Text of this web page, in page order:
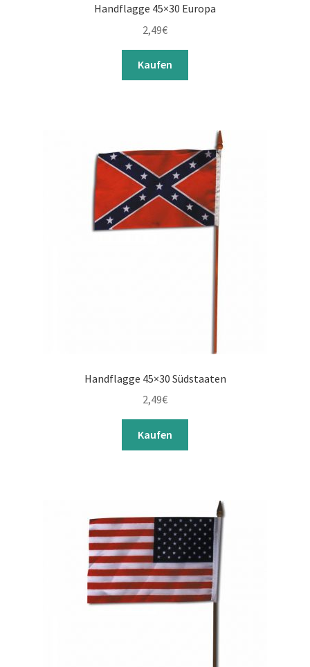
Handflagge 45×30 Europa
2,49€
Kaufen
Handflagge 45×30 Südstaaten
2,49€
Kaufen